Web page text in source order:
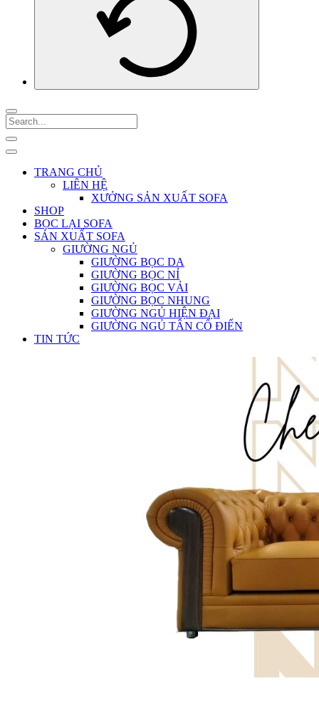
TRANG CHỦ
LIÊN HỆ
XƯỞNG SẢN XUẤT SOFA
SHOP
BỌC LẠI SOFA
SẢN XUẤT SOFA
GIƯỜNG NGỦ
GIƯỜNG BỌC DA
GIƯỜNG BỌC NỈ
GIƯỜNG BỌC VẢI
GIƯỜNG BỌC NHUNG
GIƯỜNG NGỦ HIỆN ĐẠI
GIƯỜNG NGỦ TÂN CỔ ĐIỂN
TIN TỨC